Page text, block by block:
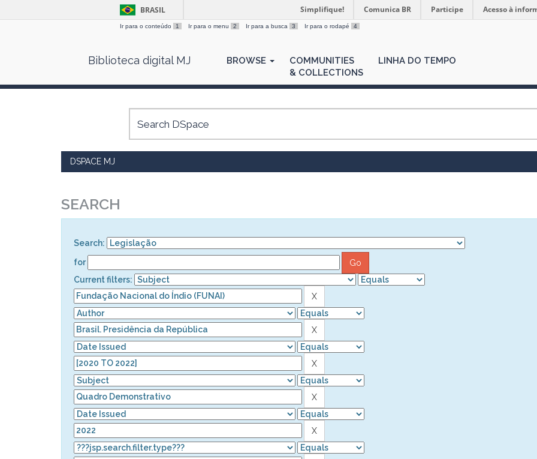
BRASIL Simplifique! Comunica BR Participe Acesso à
Ir para o conteúdo 1 Ir para o menu 2 Ir para a busca 3 Ir para o rodapé 4
Biblioteca digital MJ BROWSE
COMMUNITIES
& COLLECTIONS
LINHA DO TEMPO
DSPACE MJ
SEARCH
Search:
for
Current filters: